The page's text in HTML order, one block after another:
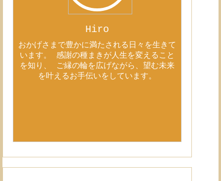
Hiro
おかげさまで豊かに満たされる日々を生きて
います。 感謝の種まきが人生を変えること
を知り、 ご縁の輪を広げながら、望む未来
を叶えるお手伝いをしています。